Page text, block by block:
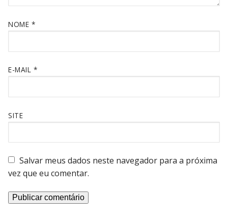
NOME *
E-MAIL *
SITE
Salvar meus dados neste navegador para a próxima
vez que eu comentar.